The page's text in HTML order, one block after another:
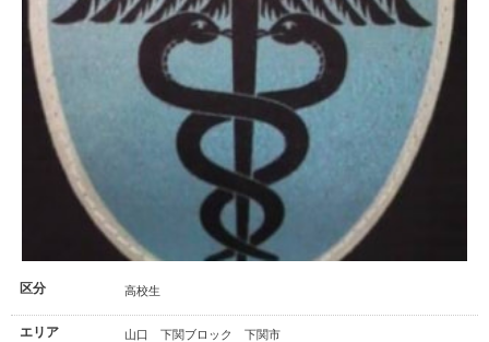
区分 高校生
エリア 山口 下関ブロック 下関市